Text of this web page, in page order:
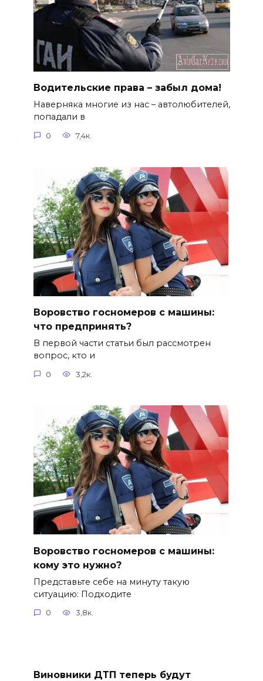
Водительские права – забыл дома!
Наверняка многие из нас – автолюбителей,
попадали в
0 7,4к.
Воровство госномеров с машины:
что предпринять?
В первой части статьи был рассмотрен
вопрос, кто и
0 3,2к.
Воровство госномеров с машины:
кому это нужно?
Представьте себе на минуту такую
ситуацию: Подходите
0 3,8к.
Виновники ДТП теперь будут